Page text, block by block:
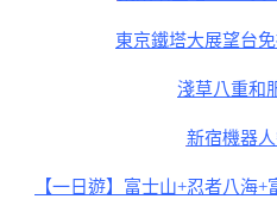
東京鐵塔大展望台
淺草八重和
新宿機器
【一日遊】富士山+忍者八海